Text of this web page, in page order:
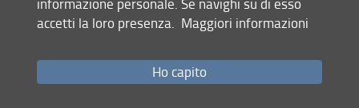
Condividi
accetti la loro presenza. Maggiori informazioni
Ho capito